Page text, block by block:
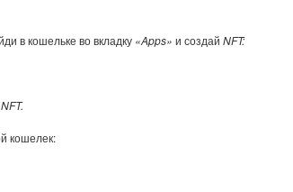
в кошельке во вкладку «Apps» и создай NFT:
NFT.
кошелек: